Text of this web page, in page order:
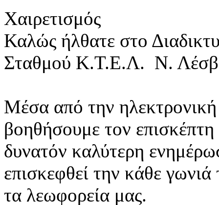
Χαιρετισμός
Καλώς ήλθατε στο
Σταθμού Κ.Τ.Ε.Λ. Ν.
Μέσα από την ηλεκτρονική
βοηθήσουμε τον
δυνατόν καλύτερη
επισκεφθεί την κάθε
τα λεωφορεία μας.